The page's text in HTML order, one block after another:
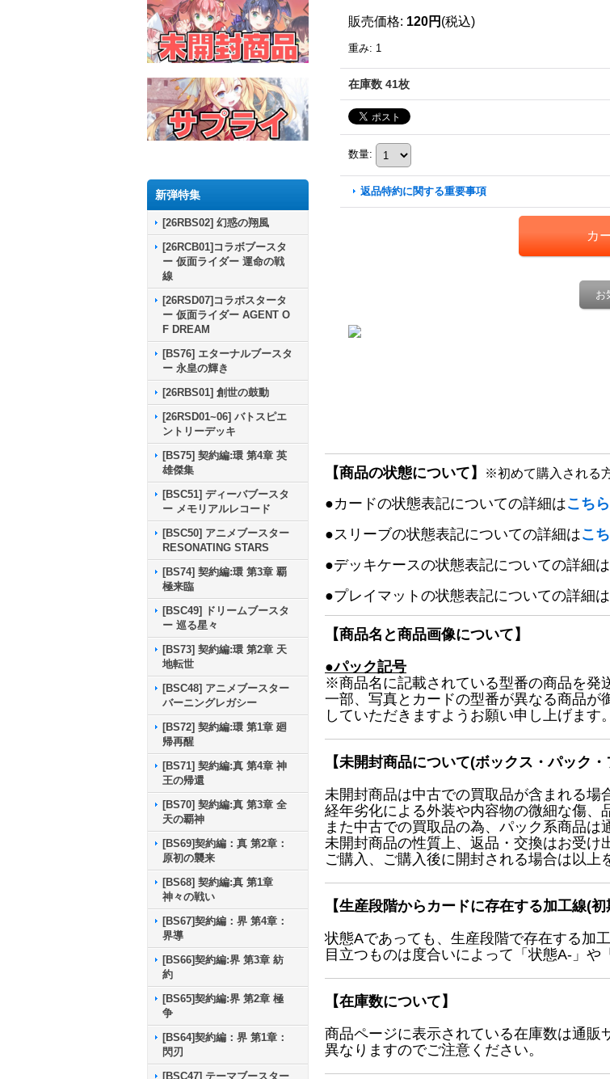
新弾特集
[26RBS02] 幻惑の翔風
[26RCB01]コラボブースタ
ー 仮面ライダー 運命の戦
線
[26RSD07]コラボスタータ
ー 仮面ライダー AGENT O
F DREAM
[BS76] エターナルブースタ
ー 永皇の輝き
[26RBS01] 創世の鼓動
[26RSD01~06] バトスピエ
ントリーデッキ
[BS75] 契約編:環 第4章 英
雄傑集
[BSC51] ディーバブースタ
ー メモリアルレコード
[BSC50] アニメブースター
RESONATING STARS
[BS74] 契約編:環 第3章 覇
極来臨
[BSC49] ドリームブースタ
ー 巡る星々
[BS73] 契約編:環 第2章 天
地転世
[BSC48] アニメブースター
バーニングレガシー
[BS72] 契約編:環 第1章 廻
帰再醒
[BS71] 契約編:真 第4章 神
王の帰還
[BS70] 契約編:真 第3章 全
天の覇神
[BS69]契約編：真 第2章：
原初の襲来
[BS68] 契約編:真 第1章
神々の戦い
[BS67]契約編：界 第4章：
界導
[BS66]契約編:界 第3章 紡
約
[BS65]契約編:界 第2章 極
争
[BS64]契約編：界 第1章：
閃刃
[BSC47] テーマブースター
販売価格: 120円 (税込)
重み: 1
在庫数 41枚
数量:
返品特約に関する重要事項
お
【商品の状態について】 ※初めて購入される
●カードの状態表記についての詳細はこちら
●スリーブの状態表記についての詳細はこ
●デッキケースの状態表記についての詳細は
●プレイマットの状態表記についての詳細は
【商品名と商品画像について】
●パック記号
※商品名に記載されている型番の商品を発
一部、写真とカードの型番が異なる商品
していただきますようお願い申し上げます。
【未開封商品について(ボックス・パック
未開封商品は中古での買取品が含まれる場
経年劣化による外装や内容物の微細な傷、
また中古での買取品の為、パック系商品は
未開封商品の性質上、返品・交換はお受け
ご購入、ご購入後に開封される場合は以上
【生産段階からカードに存在する加工線(初
状態Aであっても、生産段階で存在する加
目立つものは度合いによって「状態A-」や
【在庫数について】
商品ページに表示されている在庫数は通
異なりますのでご注意ください。